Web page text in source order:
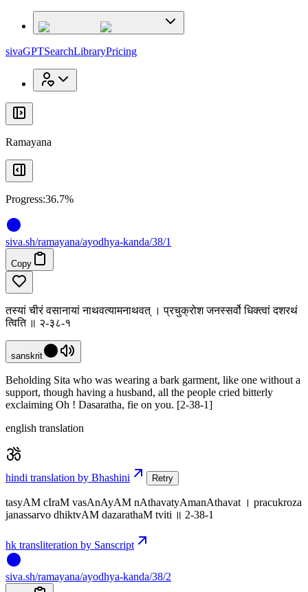
sivaGPTSearchLibraryPricing
Ramayana
Progress:36.7%
siva.sh/ramayana/ayodhya-kanda/38/1
Copy
तस्यां चीरं वसानायां नाथवत्यामनाथवत् । प्रचुक्रोश जनस्सर्वो धिक्त्वां दशरथं
त्विति ॥ २-३८-१
sanskrit
Beholding Sita who was wearing a bark garment, like one without a
support, though having a husband, all the people cried bitterly
exclaiming Oh ! Dasaratha, fie on you. [2-38-1]
english translation
hindi translation by Bhashini Retry
tasyAM cIraM vasAnAyAM nAthavatyAmanAthavat । pracukroza
janassarvo dhiktvAM dazarathaM tviti ॥ 2-38-1
hk transliteration by Sanscript
siva.sh/ramayana/ayodhya-kanda/38/2